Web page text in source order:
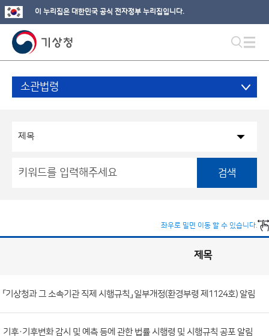
이 누리집은 대한민국 공식 전자정부 누리집입니다.
소관법령
검색
좌우로 밀면 이동 할 수 있습니다.
시
판
목
록
호,
제목
「기상청과 그 소속기관 직제 시행규칙」 일부개정(환경부령 제1124호) 알림
기후·기후변화 감시 및 예측 등에 관한 법률 시행령 및 시행규칙 공포 알림